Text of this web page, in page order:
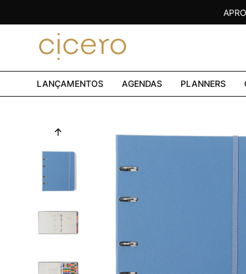
LANÇAMENTOS AGENDAS PLANNERS